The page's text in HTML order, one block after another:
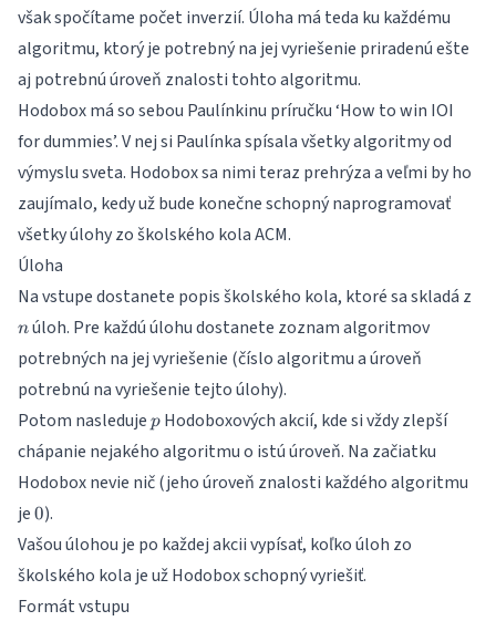
však spočítame počet inverzií. Úloha má teda ku každému
algoritmu, ktorý je potrebný na jej vyriešenie priradenú ešte
aj potrebnú úroveň znalosti tohto algoritmu.
Hodobox má so sebou Paulínkinu príručku ‘How to win IOI
for dummies’. V nej si Paulínka spísala všetky algoritmy od
výmyslu sveta. Hodobox sa nimi teraz prehrýza a veľmi by ho
zaujímalo, kedy už bude konečne schopný naprogramovať
všetky úlohy zo školského kola ACM.
Úloha
Na vstupe dostanete popis školského kola, ktoré sa skladá z
núloh. Pre každú úlohu dostanete zoznam algoritmov
potrebných na jej vyriešenie (číslo algoritmu a úroveň
potrebnú na vyriešenie tejto úlohy).
Potom nasleduje p
p Hodoboxových akcií, kde si vždy zlepší
chápanie nejakého algoritmu o istú úroveň. Na začiatku
Hodobox nevie nič (jeho úroveň znalosti každého algoritmu
je 0
0).
Vašou úlohou je po každej akcii vypísať, koľko úloh zo
školského kola je už Hodobox schopný vyriešiť.
Formát vstupu